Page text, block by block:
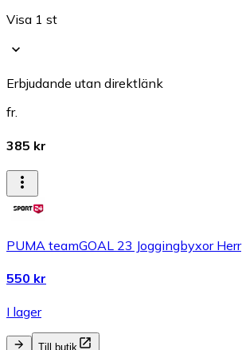
Visa 1 st
Erbjudande utan direktlänk
fr.
385 kr
PUMA teamGOAL 23 Joggingbyxor Herr
550 kr
I lager
Till butik